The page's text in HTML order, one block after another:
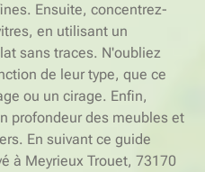
Ensuite, concentrez-
en utilisant un
sans traces. N'oubliez
de leur type, que ce
ou un cirage. Enfin,
profondeur des meubles et
En suivant ce guide
à Meyrieux Trouet, 73170